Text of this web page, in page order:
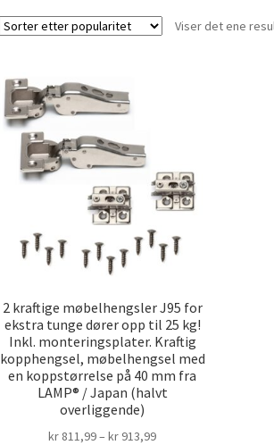
Viser det ene
2 kraftige møbelhengsler J95 for
ekstra tunge dører opp til 25 kg!
Inkl. monteringsplater. Kraftig
kopphengsel, møbelhengsel med
en koppstørrelse på 40 mm fra
LAMP® / Japan (halvt
overliggende)
kr 811,99–kr 913,99